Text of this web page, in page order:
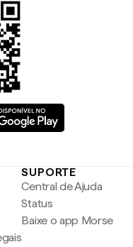
SUPORTE
Central de Ajuda
Status
Baixe o app Morse